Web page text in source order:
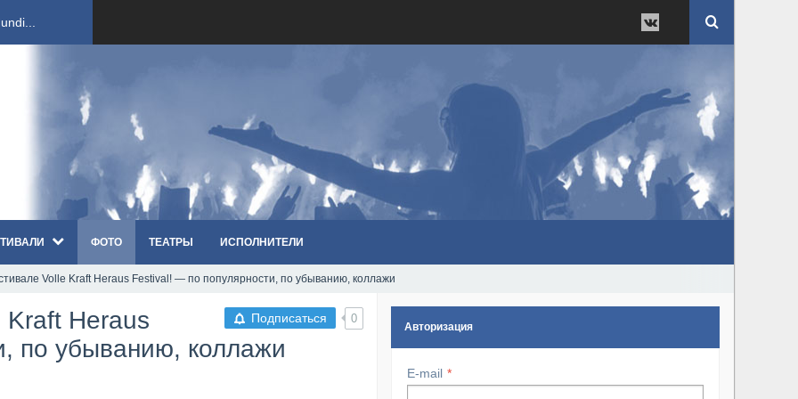
ко...
«Th...
«...
ФОТО ТЕАТРЫ ИСПОЛНИТЕЛИ
Volle Kraft Heraus Festival! — по популярности, по убыванию, коллажи
Подписаться 0
Heraus
по убыванию, коллажи
Авторизация
E-mail